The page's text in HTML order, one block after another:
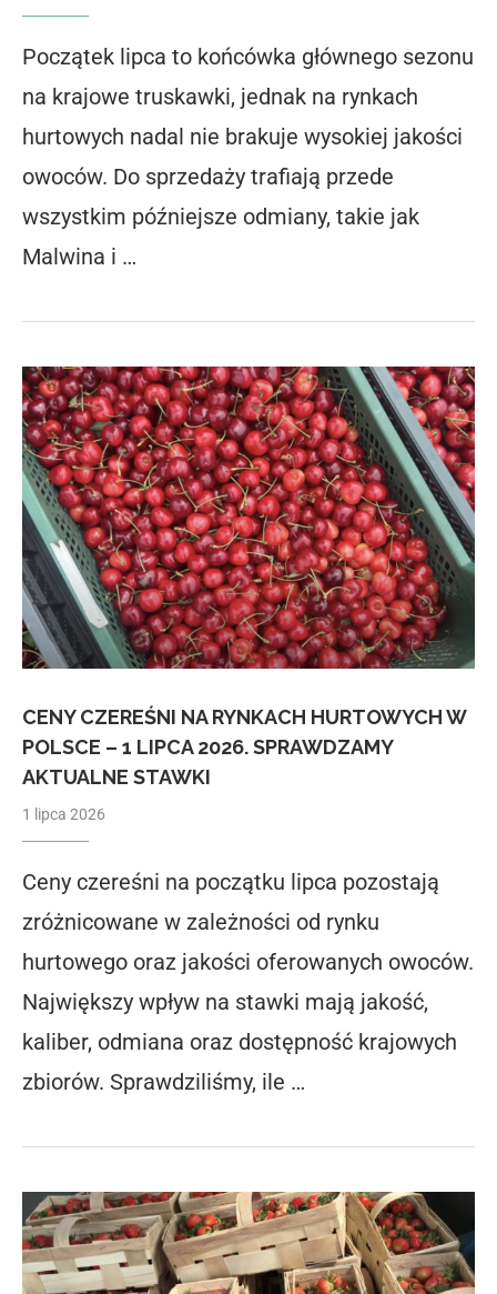
Początek lipca to końcówka głównego sezonu
na krajowe truskawki, jednak na rynkach
hurtowych nadal nie brakuje wysokiej jakości
owoców. Do sprzedaży trafiają przede
wszystkim późniejsze odmiany, takie jak
Malwina i …
CENY CZEREŚNI NA RYNKACH HURTOWYCH W
POLSCE – 1 LIPCA 2026. SPRAWDZAMY
AKTUALNE STAWKI
1 lipca 2026
Ceny czereśni na początku lipca pozostają
zróżnicowane w zależności od rynku
hurtowego oraz jakości oferowanych owoców.
Największy wpływ na stawki mają jakość,
kaliber, odmiana oraz dostępność krajowych
zbiorów. Sprawdziliśmy, ile …